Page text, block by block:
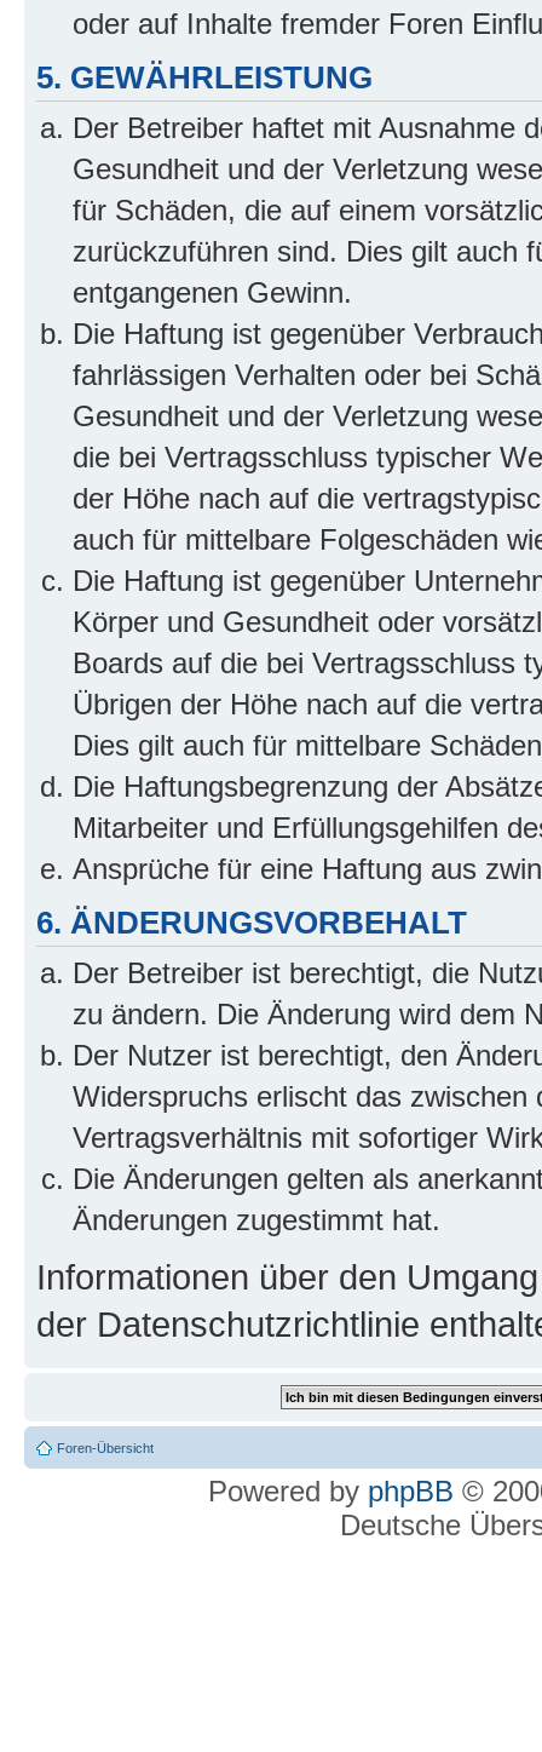
oder auf Inhalte fremder Foren
5. GEWÄHRLEISTUNG
Der Betreiber haftet mit Ausnahme
Gesundheit und der Verletzung
für Schäden, die auf einem
zurückzuführen sind. Dies gilt auch
entgangenen Gewinn.
Die Haftung ist gegenüber
fahrlässigen Verhalten oder bei
Gesundheit und der Verletzung
die bei Vertragsschluss typischer
der Höhe nach auf die
auch für mittelbare Folgeschäden
Die Haftung ist gegenüber
Körper und Gesundheit oder
Boards auf die bei Vertragsschluss
Übrigen der Höhe nach auf die
Dies gilt auch für mittelbare
Die Haftungsbegrenzung der
Mitarbeiter und Erfüllungsgehilfen
Ansprüche für eine Haftung aus
6. ÄNDERUNGSVORBEHALT
Der Betreiber ist berechtigt, die
zu ändern. Die Änderung wird dem
Der Nutzer ist berechtigt, den
Widerspruchs erlischt das
Vertragsverhältnis mit sofortiger
Die Änderungen gelten als
Änderungen zugestimmt hat.
Informationen über den
der Datenschutzrichtlinie
Foren-Übersicht
Powered by phpBB ©
Deutsche